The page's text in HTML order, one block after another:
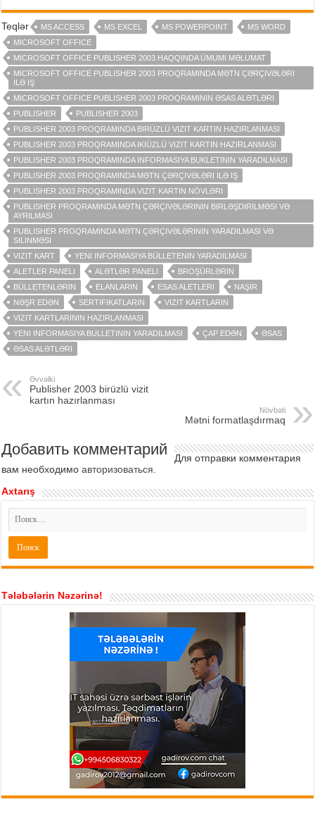
Teqlər MS ACCESS MS EXCEL MS POWERPOINT
MS WORD
MICROSOFT OFFICE
MICROSOFT OFFICE PUBLISHER 2003 HAQQINDA ÜMUMI MƏLUMAT
MICROSOFT OFFICE PUBLISHER 2003 PROQRAMINDA MƏTN ÇƏRÇIVƏLƏRI
ILƏ IŞ
MICROSOFT OFFICE PUBLISHER 2003 PROQRAMININ ƏSAS ALƏTLƏRI
PUBLISHER
PUBLISHER 2003
PUBLISHER 2003 PROQRAMINDA BIRÜZLÜ VIZIT KARTIN HAZIRLANMASI
PUBLISHER 2003 PROQRAMINDA IKIÜZLÜ VIZIT KARTIN HAZIRLANMASI
PUBLISHER 2003 PROQRAMINDA INFORMASIYA BUKLETININ YARADILMASI
PUBLISHER 2003 PROQRAMINDA MƏTN ÇƏRÇIVƏLƏRI ILƏ IŞ
PUBLISHER 2003 PROQRAMINDA VIZIT KARTIN NÖVLƏRI
PUBLISHER PROQRAMINDA MƏTN ÇƏRÇIVƏLƏRININ BIRLƏŞDIRILMƏSI VƏ
AYRILMASI
PUBLISHER PROQRAMINDA MƏTN ÇƏRÇIVƏLƏRININ YARADILMASI VƏ
SILINMƏSI
VIZIT KART
YENI INFORMASIYA BÜLLETENIN YARADILMASI
ALETLER PANELI
ALƏTLƏR PANELI
BROŞÜRLƏRIN
BÜLLETENLƏRIN
ELANLARIN ESAS ALETLERI
NAŞIR
NƏŞR EDƏN
SERTIFIKATLARIN
VIZIT KARTLARIN
VIZIT KARTLARININ HAZIRLANMASI
YENI INFORMASIYA BULLETININ YARADILMASI
ÇAP EDƏN
ƏSAS
ƏSAS ALƏTLƏRI
Əvvəlki
Publisher 2003 birüzlü vizit
kartın hazırlanması
Növbəti
Mətni formatlaşdırmaq
Добавить комментарий
Для отправки комментария
вам необходимоавторизоваться
Axtarış
Tələbələrin Nəzərinə!